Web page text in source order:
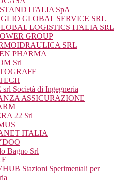
ITALIA SpA
GLOBAL SERVICE SRL
LOGISTICS ITALIA SRL
GROUP
SRL
PHARMA
Srl
Società di Ingegneria
ASSICURAZIONE
22 Srl
ITALIA
Bagno Srl
Stazioni Sperimentali per